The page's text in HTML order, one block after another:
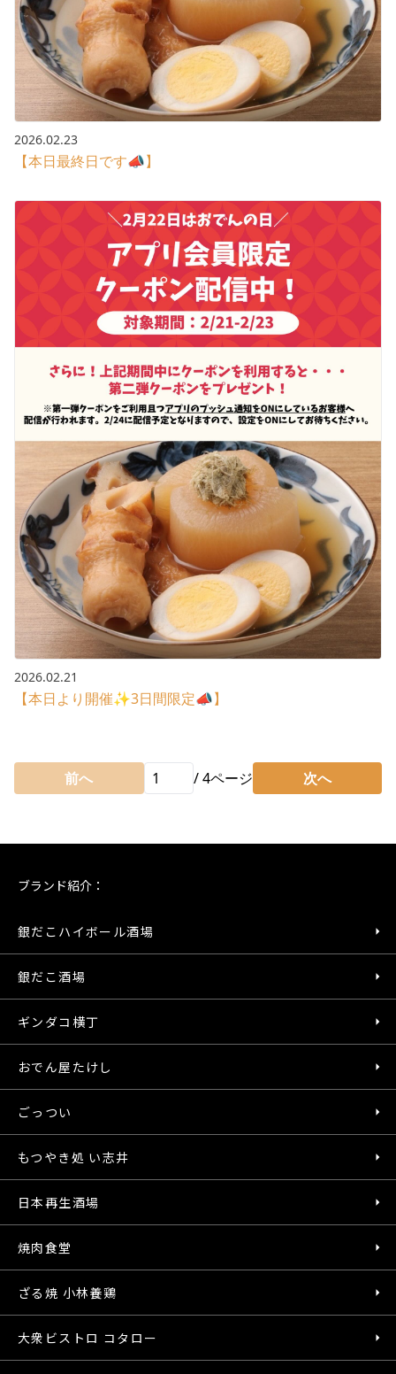
2026.02.23
【本日最終日です📣】
2026.02.21
【本日より開催✨3日間限定📣】
前へ /4ページ 次へ
ブランド紹介：
銀だこハイボール酒場
銀だこ酒場
ギンダコ横丁
おでん屋たけし
ごっつい
もつやき処 い志井
日本再生酒場
焼肉食堂
ざる焼 小林養鶏
大衆ビストロ コタロー